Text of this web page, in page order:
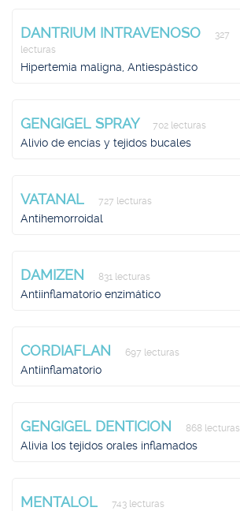
DANTRIUM INTRAVENOSO
327
lecturas
Hipertemia maligna, Antiespástico
GENGIGEL SPRAY 702 lecturas
Alivio de encías y tejidos bucales
VATANAL 727 lecturas
Antihemorroidal
DAMIZEN 831 lecturas
Antiinflamatorio enzimático
CORDIAFLAN 697 lecturas
Antiinflamatorio
GENGIGEL DENTICION 868 lecturas
Alivia los tejidos orales inflamados
MENTALOL 743 lecturas